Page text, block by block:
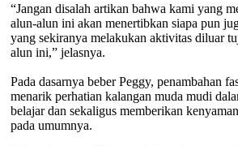
“Jangan disalah artikan bahwa kami yang
alun-alun ini akan menertibkan siapa pun
yang sekiranya melakukan aktivitas diluar
alun ini,” jelasnya.
Pada dasarnya beber Peggy, penambahan
menarik perhatian kalangan muda mudi
belajar dan sekaligus memberikan
pada umumnya.